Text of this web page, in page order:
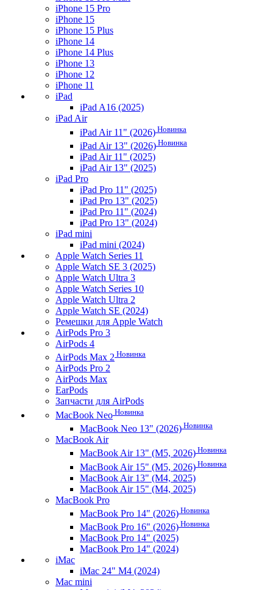
iPhone 15 Pro
iPhone 15
iPhone 15 Plus
iPhone 14
iPhone 14 Plus
iPhone 13
iPhone 12
iPhone 11
iPad
iPad A16 (2025)
iPad Air
iPad Air 11" (2026) Новинка
iPad Air 13" (2026) Новинка
iPad Air 11" (2025)
iPad Air 13" (2025)
iPad Pro
iPad Pro 11" (2025)
iPad Pro 13" (2025)
iPad Pro 11" (2024)
iPad Pro 13" (2024)
iPad mini
iPad mini (2024)
Apple Watch Series 11
Apple Watch SE 3 (2025)
Apple Watch Ultra 3
Apple Watch Series 10
Apple Watch Ultra 2
Apple Watch SE (2024)
Ремешки для Apple Watch
AirPods Pro 3
AirPods 4
AirPods Max 2 Новинка
AirPods Pro 2
AirPods Max
EarPods
Запчасти для AirPods
MacBook Neo Новинка
MacBook Neo 13" (2026) Новинка
MacBook Air
MacBook Air 13" (M5, 2026) Новинка
MacBook Air 15" (M5, 2026) Новинка
MacBook Air 13" (M4, 2025)
MacBook Air 15" (M4, 2025)
MacBook Pro
MacBook Pro 14" (2026) Новинка
MacBook Pro 16" (2026) Новинка
MacBook Pro 14" (2025)
MacBook Pro 14" (2024)
iMac
iMac 24" M4 (2024)
Mac mini